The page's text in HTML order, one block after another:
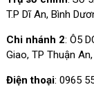
T.P Dĩ An, Bình
Chi nhánh 2: Ô5
Giao, TP Thuận
Điện thoại: 0965